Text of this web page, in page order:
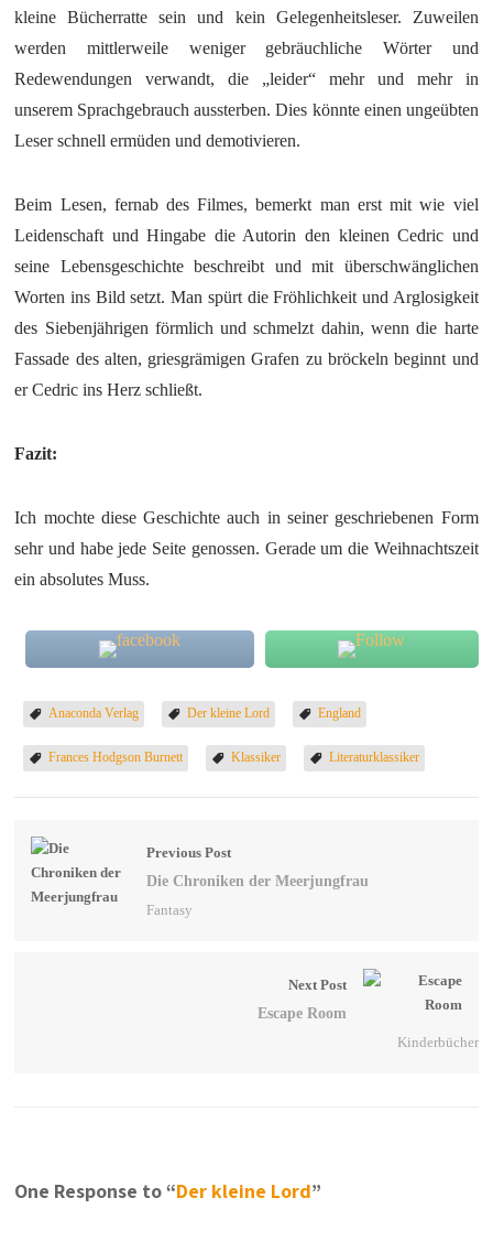
kleine Bücherratte sein und kein Gelegenheitsleser. Zuweilen
werden mittlerweile weniger gebräuchliche Wörter und
Redewendungen verwandt, die „leider“ mehr und mehr in
unserem Sprachgebrauch aussterben. Dies könnte einen ungeübten
Leser schnell ermüden und demotivieren.
Beim Lesen, fernab des Filmes, bemerkt man erst mit wie viel
Leidenschaft und Hingabe die Autorin den kleinen Cedric und
seine Lebensgeschichte beschreibt und mit überschwänglichen
Worten ins Bild setzt. Man spürt die Fröhlichkeit und Arglosigkeit
des Siebenjährigen förmlich und schmelzt dahin, wenn die harte
Fassade des alten, griesgrämigen Grafen zu bröckeln beginnt und
er Cedric ins Herz schließt.
Fazit:
Ich mochte diese Geschichte auch in seiner geschriebenen Form
sehr und habe jede Seite genossen. Gerade um die Weihnachtszeit
ein absolutes Muss.
Anaconda Verlag Der kleine Lord England
Frances Hodgson Burnett Klassiker Literaturklassiker
Previous Post
Die Chroniken der Meerjungfrau
Fantasy
Next Post
Escape Room
Kinderbücher
One Response to “Der kleine Lord”